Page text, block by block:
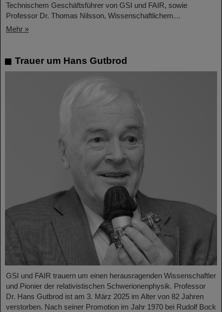
Technischem Geschäftsführer von GSI und FAIR, sowie
Professor Dr. Thomas Nilsson, Wissenschaftlichem…
Mehr »
Trauer um Hans Gutbrod
GSI und FAIR trauern um einen herausragenden Wissenschaftler
und Pionier der relativistischen Schwerionenphysik. Professor
Dr. Hans Gutbrod ist am 3. März 2025 im Alter von 82 Jahren
verstorben. Nach seiner Promotion im Jahr 1970 bei Rudolf Bock